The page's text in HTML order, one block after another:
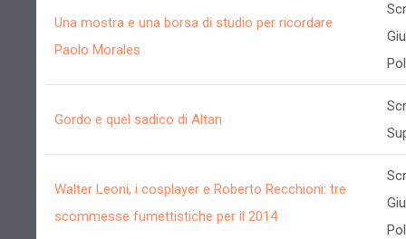
Una mostra e una borsa di studio per ricordare
Paolo Morales
Gordo e quel sadico di Altan
Walter Leoni, i cosplayer e Roberto Recchioni: tre
scommesse fumettistiche per il 2014